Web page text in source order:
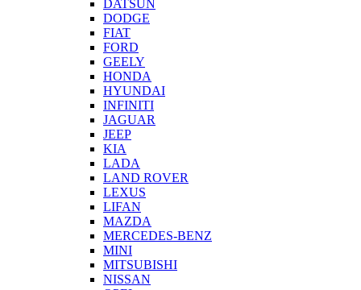
DATSUN
DODGE
FIAT
FORD
GEELY
HONDA
HYUNDAI
INFINITI
JAGUAR
JEEP
KIA
LADA
LAND ROVER
LEXUS
LIFAN
MAZDA
MERCEDES-BENZ
MINI
MITSUBISHI
NISSAN